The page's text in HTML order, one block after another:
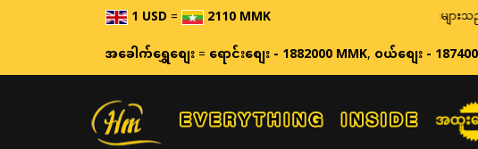
1 USD= 2110 MMK ဈေးနှုန်းများသည် အခ
အခေါက်ရွှေစျေး=ရောင်းစျေး - 1882000 MMK,ဝယ်စျေး -
အထူးလ